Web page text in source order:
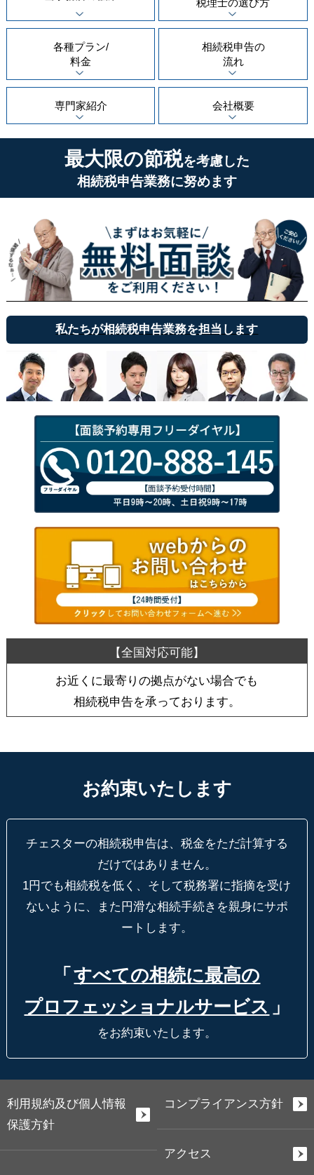
税理士の選び方
各種プラン/
料金
相続税申告の
流れ
専門家紹介 会社概要
最大限の節税を考慮した
相続税申告業務に努めます
私たちが相続税申告業務を担当します
お近くに最寄りの拠点がない場合でも
相続税申告を承っております。
お約束いたします
チェスターの相続税申告は、税金をただ計算する
だけではありません。
1円でも相続税を低く、そして税務署に指摘を受け
ないように、
また円滑な相続手続きを親身にサポ
ートします。
「 すべての相続に最高の
プロフェッショナルサービス 」
をお約束いたします。
利用規約及び個人情報
保護方針
コンプライアンス方針
アクセス